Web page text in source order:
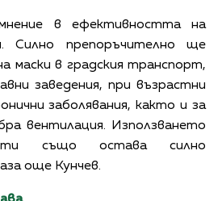
в ефективността на
Силно препоръчително ще
маски в градския транспорт,
заведения, при възрастни
заболявания, както и за
вентилация. Използването
също остава силно
още Кунчев.